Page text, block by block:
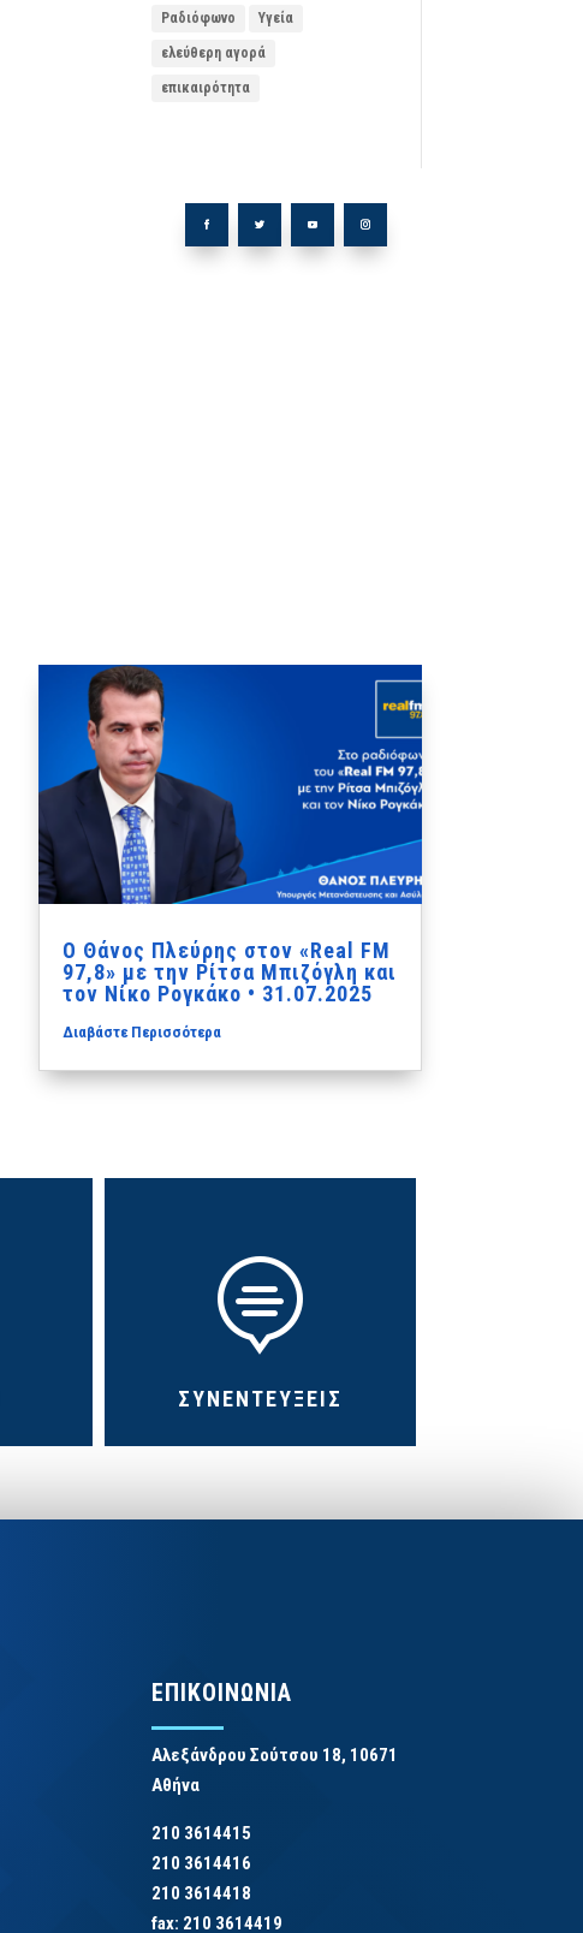
Ραδιόφωνο Υγεία
ελεύθερη αγορά
επικαιρότητα
Ο Θάνος Πλεύρης στον «Real FM
97,8» με την Ρίτσα Μπιζόγλη και
τον Νίκο Ρογκάκο • 31.07.2025
Διαβάστε Περισσότερα

ΣΥΝΕΝΤΕΥΞΕΙΣ
ΕΠΙΚΟΙΝΩΝΙΑ
Αλεξάνδρου Σούτσου 18, 10671
Αθήνα
210 3614415
210 3614416
210 3614418
fax: 210 3614419